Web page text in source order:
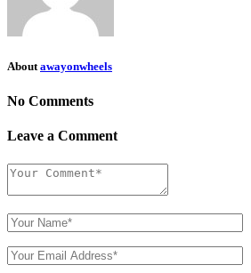
About awayonwheels
No Comments
Leave a Comment